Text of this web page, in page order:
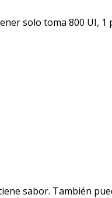
solo toma 800 UI, 1
sabor. También